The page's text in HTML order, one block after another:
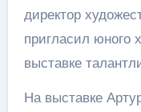
директор
пригласил юного
выставке
На выставке